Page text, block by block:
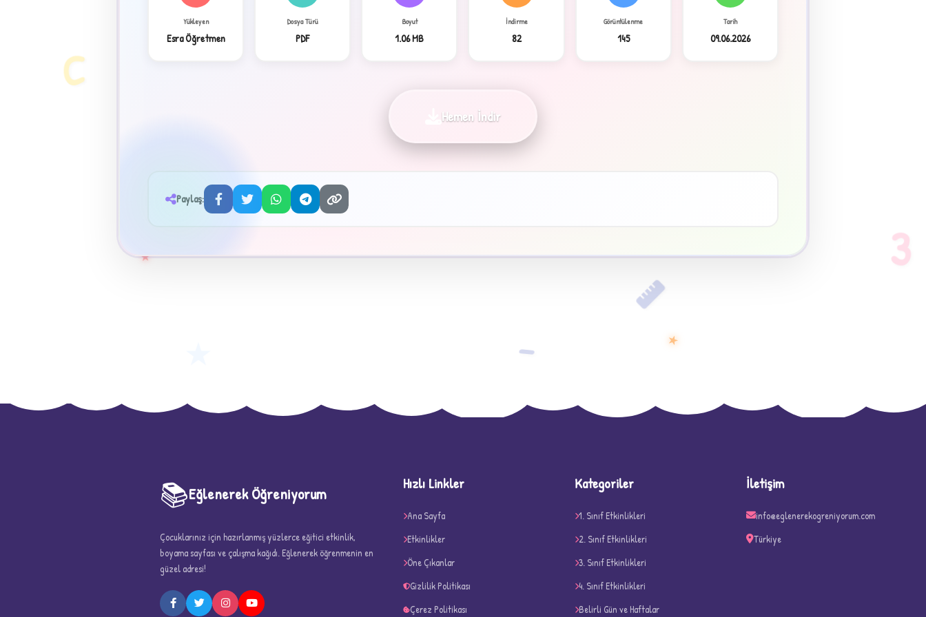
★
★
Yükleyen
Esra Öğretmen
Dosya Türü
PDF
Boyut
1.06 MB
İndirme
82
Görüntülenme
145
Tarih
09.06.2026
Hemen İndir
Paylaş:
C
D
3
−
📚Eğlenerek Öğreniyorum
Çocuklarınız için hazırlanmış yüzlerce eğitici etkinlik,
boyama sayfası ve çalışma kağıdı. Eğlenerek öğrenmenin en
güzel adresi!
Hızlı Linkler
Ana Sayfa
Etkinlikler
Öne Çıkanlar
Gizlilik Politikası
Çerez Politikası
Kategoriler
1. Sınıf Etkinlikleri
2. Sınıf Etkinlikleri
3. Sınıf Etkinlikleri
4. Sınıf Etkinlikleri
Belirli Gün ve Haftalar
İletişim
info@eglenerekogreniyorum.com
Türkiye